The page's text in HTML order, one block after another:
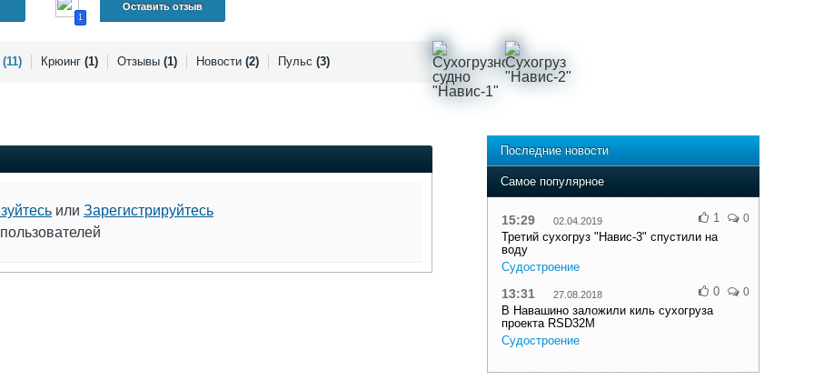
1
Оставить отзыв
(11) Крюинг (1) Отзывы (1) Новости (2) Пульс (3)
или Зарегистрируйтесь
Последние новости
Самое популярное
15:29 02.04.2019
Третий сухогруз "Навис-3" спустили на
воду
Судостроение
1 0
13:31 27.08.2018
В Навашино заложили киль сухогруза
проекта RSD32M
Судостроение
0 0